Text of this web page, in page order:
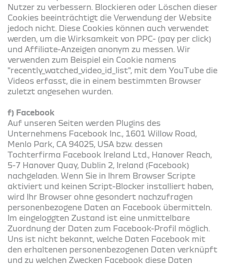
Nutzer zu verbessern. Blockieren oder Löschen dieser
Cookies beeinträchtigt die Verwendung der Website
jedoch nicht. Diese Cookies können auch verwendet
werden, um die Wirksamkeit von PPC- (pay per click)
und Affiliate-Anzeigen anonym zu messen. Wir
verwenden zum Beispiel ein Cookie namens
"recently_watched_video_id_list", mit dem YouTube die
Videos erfasst, die in einem bestimmten Browser
zuletzt angesehen wurden.
f) Facebook
Auf unseren Seiten werden Plugins des
Unternehmens Facebook Inc., 1601 Willow Road,
Menlo Park, CA 94025, USA bzw. dessen
Tochterfirma Facebook Ireland Ltd., Hanover Reach,
5-7 Hanover Quay, Dublin 2, Ireland (Facebook)
nachgeladen. Wenn Sie in Ihrem Browser Scripte
aktiviert und keinen Script-Blocker installiert haben,
wird Ihr Browser ohne gesondert nachzufragen
personenbezogene Daten an Facebook übermitteln.
Im eingeloggten Zustand ist eine unmittelbare
Zuordnung der Daten zum Facebook-Profil möglich.
Uns ist nicht bekannt, welche Daten Facebook mit
den erhaltenen personenbezogenen Daten verknüpft
und zu welchen Zwecken Facebook diese Daten